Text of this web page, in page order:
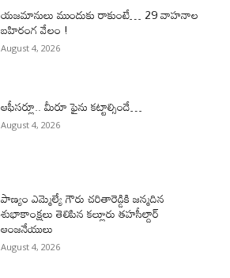
యజమానులు ముందుకు రాకుంటే… 29 వాహనాల
బహిరంగ వేలం !
August 4, 2026
ఆఫీసర్లూ.. మీరూ ఫైను కట్టాల్సిందే…
August 4, 2026
పాణ్యం ఎమ్మెల్యే గౌరు చరితారెడ్డికి జన్మదిన
శుభాకాంక్షలు తెలిపిన కల్లూరు తహసీల్దార్
ఆంజనేయులు
August 4, 2026